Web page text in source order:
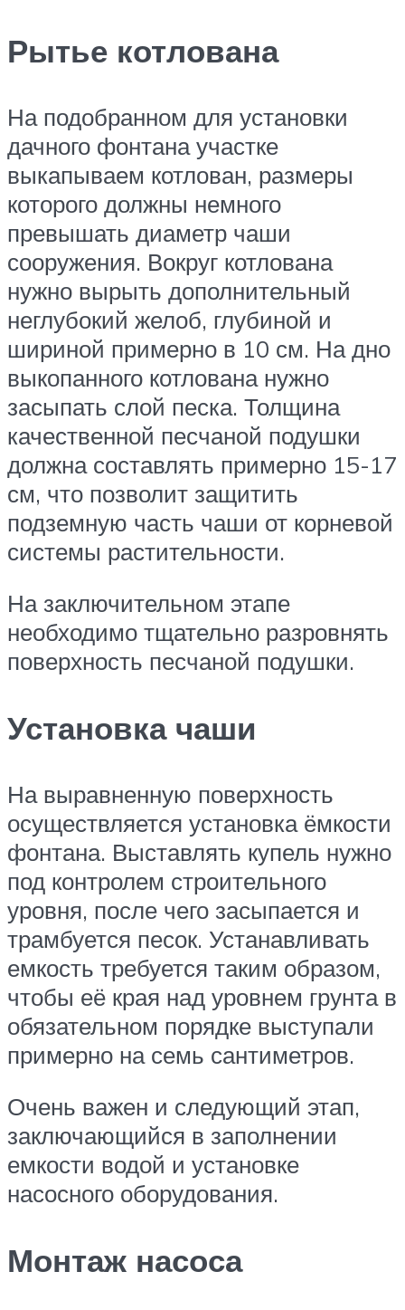
Рытье котлована
На подобранном для установки
дачного фонтана участке
выкапываем котлован, размеры
которого должны немного
превышать диаметр чаши
сооружения. Вокруг котлована
нужно вырыть дополнительный
неглубокий желоб, глубиной и
шириной примерно в 10 см. На дно
выкопанного котлована нужно
засыпать слой песка. Толщина
качественной песчаной подушки
должна составлять примерно 15-17
см, что позволит защитить
подземную часть чаши от корневой
системы растительности.
На заключительном этапе
необходимо тщательно разровнять
поверхность песчаной подушки.
Установка чаши
На выравненную поверхность
осуществляется установка ёмкости
фонтана. Выставлять купель нужно
под контролем строительного
уровня, после чего засыпается и
трамбуется песок. Устанавливать
емкость требуется таким образом,
чтобы её края над уровнем грунта в
обязательном порядке выступали
примерно на семь сантиметров.
Очень важен и следующий этап,
заключающийся в заполнении
емкости водой и установке
насосного оборудования.
Монтаж насоса